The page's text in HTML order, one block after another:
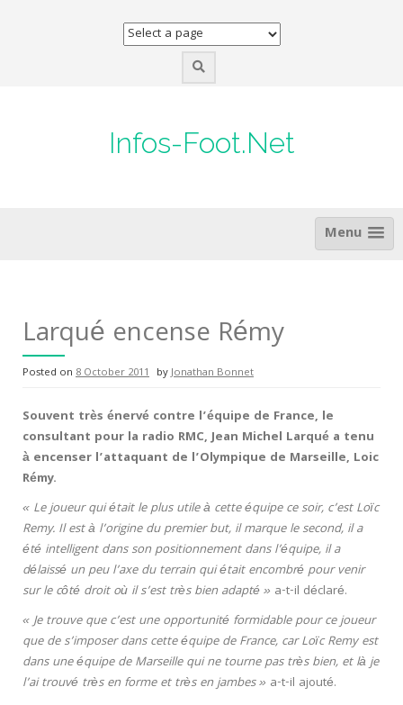
Infos-Foot.Net
Menu
Larqué encense Rémy
Posted on 8 October 2011 byJonathan Bonnet
Souvent très énervé contre l’équipe de France, le
consultant pour la radio RMC, Jean Michel Larqué a tenu
à encenser l’attaquant de l’Olympique de Marseille, Loic
Rémy.
« Le joueur qui était le plus utile à cette équipe ce soir, c’est Loïc
Remy. Il est à l’origine du premier but, il marque le second, il a
été intelligent dans son positionnement dans l’équipe, il a
délaissé un peu l’axe du terrain qui était encombré pour venir
sur le côté droit où il s’est très bien adapté » a-t-il déclaré.
« Je trouve que c’est une opportunité formidable pour ce joueur
que de s’imposer dans cette équipe de France, car Loïc Remy est
dans une équipe de Marseille qui ne tourne pas très bien, et là je
l’ai trouvé très en forme et très en jambes » a-t-il ajouté.